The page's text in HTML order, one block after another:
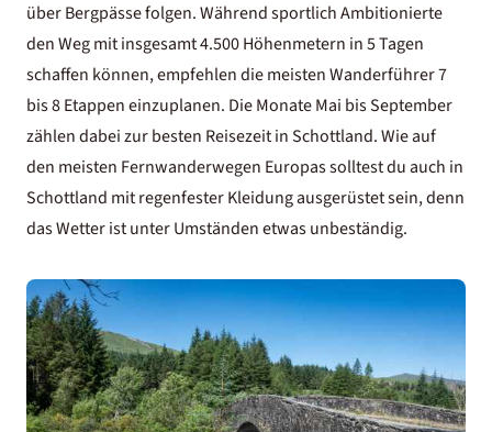
über Bergpässe folgen. Während sportlich Ambitionierte
den Weg mit insgesamt 4.500 Höhenmetern in 5 Tagen
schaffen können, empfehlen die meisten Wanderführer 7
bis 8 Etappen einzuplanen. Die Monate Mai bis September
zählen dabei zurbesten Reisezeit in Schottland. Wie auf
den meisten Fernwanderwegen Europas solltest du auch in
Schottland mit regenfester Kleidung ausgerüstet sein, denn
das Wetter ist unter Umständen etwas unbeständig.